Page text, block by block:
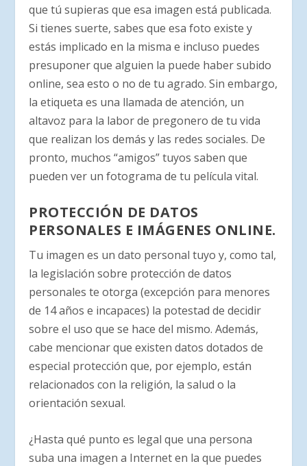
que tú supieras que esa imagen está publicada.
Si tienes suerte, sabes que esa foto existe y
estás implicado en la misma e incluso puedes
presuponer que alguien la puede haber subido
online, sea esto o no de tu agrado. Sin embargo,
la etiqueta es una llamada de atención, un
altavoz para la labor de pregonero de tu vida
que realizan los demás y las redes sociales. De
pronto, muchos “amigos” tuyos saben que
pueden ver un fotograma de tu película vital.
PROTECCIÓN DE DATOS
PERSONALES E IMÁGENES ONLINE.
Tu imagen es un dato personal tuyo y, como tal,
la legislación sobre protección de datos
personales te otorga (excepción para menores
de 14 años e incapaces) la potestad de decidir
sobre el uso que se hace del mismo. Además,
cabe mencionar que existen datos dotados de
especial protección que, por ejemplo, están
relacionados con la religión, la salud o la
orientación sexual.
¿Hasta qué punto es legal que una persona
suba una imagen a Internet en la que puedes